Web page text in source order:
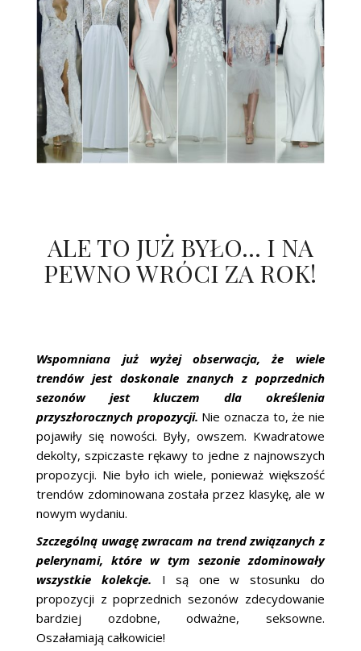
ALE TO JUŻ BYŁO… I NA
PEWNO WRÓCI ZA ROK!
Wspomniana już wyżej obserwacja, że wiele
trendów jest doskonale znanych z poprzednich
sezonów jest kluczem dla określenia
przyszłorocznych propozycji. Nie oznacza to, że nie
pojawiły się nowości. Były, owszem. Kwadratowe
dekolty, szpiczaste rękawy to jedne z najnowszych
propozycji. Nie było ich wiele, ponieważ większość
trendów zdominowana została przez klasykę, ale w
nowym wydaniu.
Szczególną uwagę zwracam na trend związanych z
pelerynami, które w tym sezonie zdominowały
wszystkie kolekcje.
I są one w stosunku do
propozycji z poprzednich sezonów zdecydowanie
bardziej ozdobne, odważne, seksowne.
Oszałamiają całkowicie!